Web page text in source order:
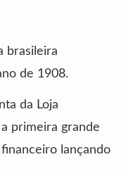
brasileira
de 1908.
da Loja
primeira grande
lançando